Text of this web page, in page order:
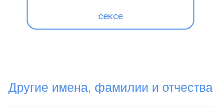
сексе
Другие имена, фамилии и отчества